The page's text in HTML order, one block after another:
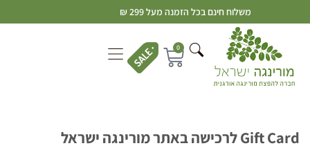
משלוח חינם בכל הזמנה מעל 299 ₪
0
Gift Card לרכישה באתר מורינגה ישראל